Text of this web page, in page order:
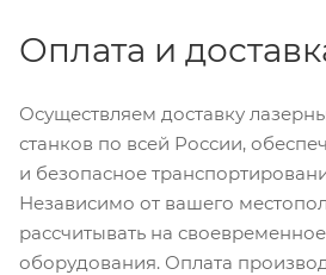
Оплата и
Осуществляем доставку
станков по всей России,
и безопасное
Независимо от вашего
рассчитывать на
оборудования. Оплата